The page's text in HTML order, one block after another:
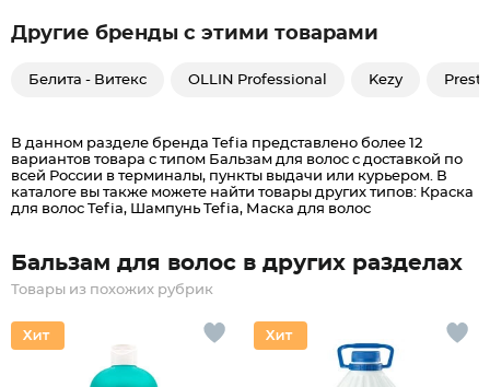
Другие бренды с этими товарами
Белита - Витекс OLLIN Professional Kezy
В данном разделе бренда Tefia представлено более 12
вариантов товара с типом Бальзам для волос c доставкой по
всей России в терминалы, пункты выдачи или курьером. В
каталоге вы также можете найти товары других типов: Краска
для волос Tefia, Шампунь Tefia, Маска для волос
Бальзам для волос в других разделах
Товары из похожих рубрик